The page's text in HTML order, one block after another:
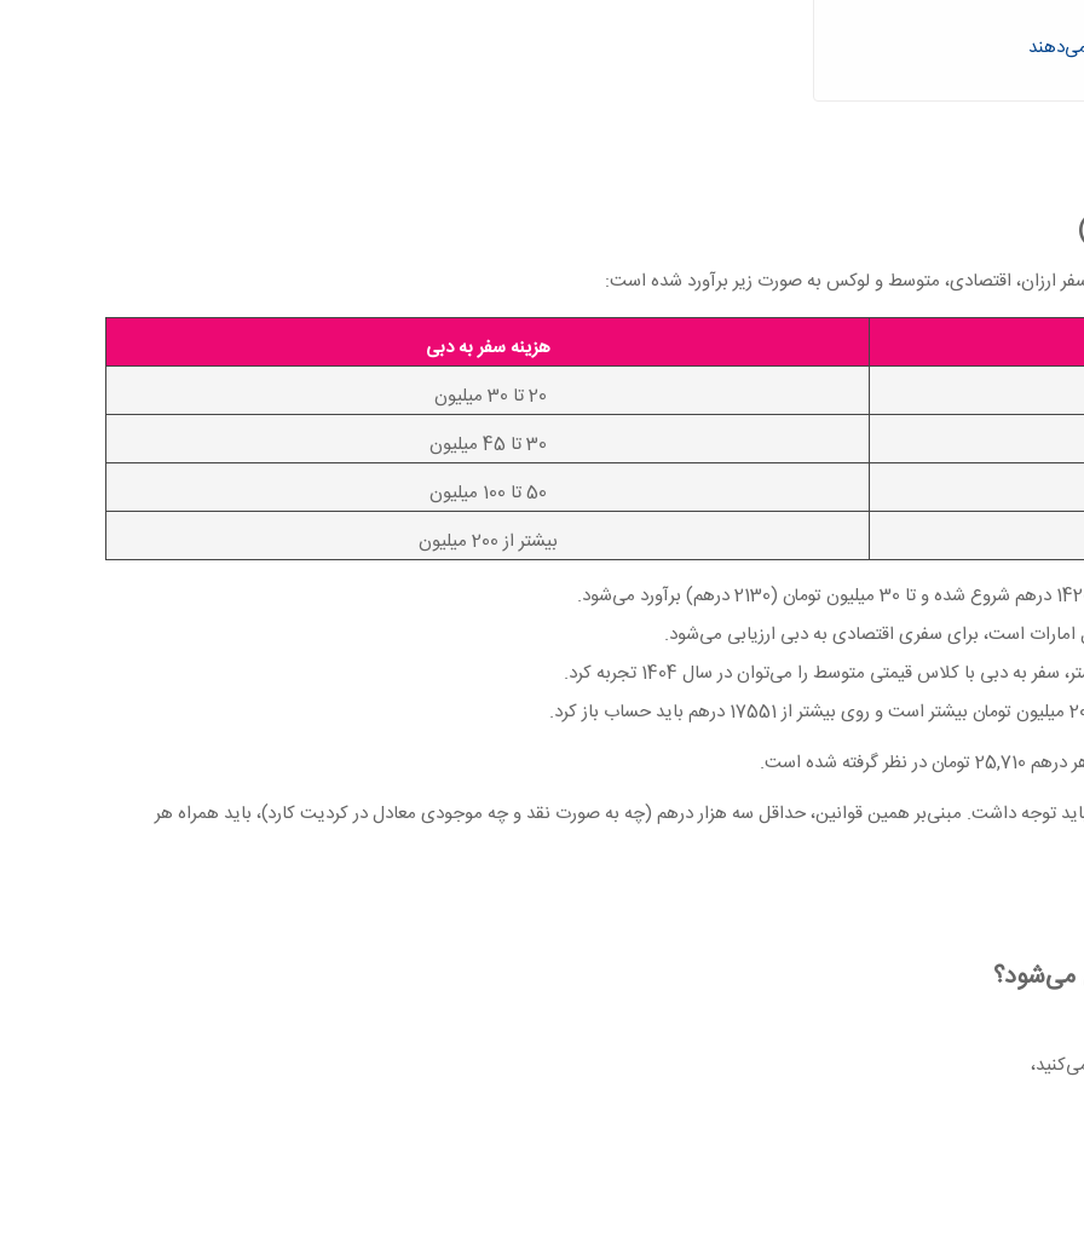
ارزان، اقتصادی، متوسط و لوکس به‌ صورت زیر برآورد شده است:
هزینه سفر به دبی
20 تا 30 میلیون
30 تا 45 میلیون
50 تا 100 میلیون
بیشتر از 200 میلیون
گرفته شده است.
توجه داشت. مبنی‌بر همین قوانین، حداقل سه هزار درهم (چه به صورت نقد و چه موجودی معادل در کردیت کارد)، باید همراه هر
می‌شود؟